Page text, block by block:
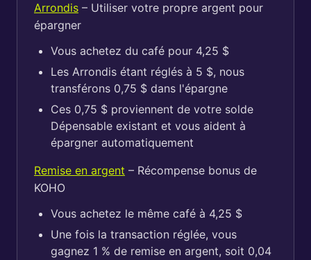
Arrondis – Utiliser votre propre argent pour
épargner
Vous achetez du café pour 4,25 $
Les Arrondis étant réglés à 5 $, nous
transférons 0,75 $ dans l'épargne
Ces 0,75 $ proviennent de votre solde
Dépensable existant et vous aident à
épargner automatiquement
Remise en argent – Récompense bonus de
KOHO
Vous achetez le même café à 4,25 $
Une fois la transaction réglée, vous
gagnez 1 % de remise en argent, soit 0,04